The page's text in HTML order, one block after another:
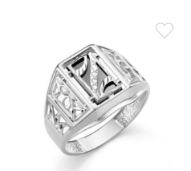
